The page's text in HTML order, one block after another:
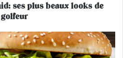
ses plus beaux looks de
golfeur